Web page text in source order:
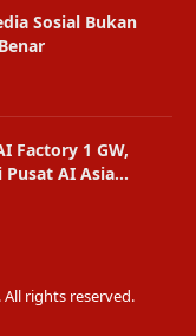
Sosial Bukan
Factory 1 GW,
Pusat AI Asia
rights reserved.